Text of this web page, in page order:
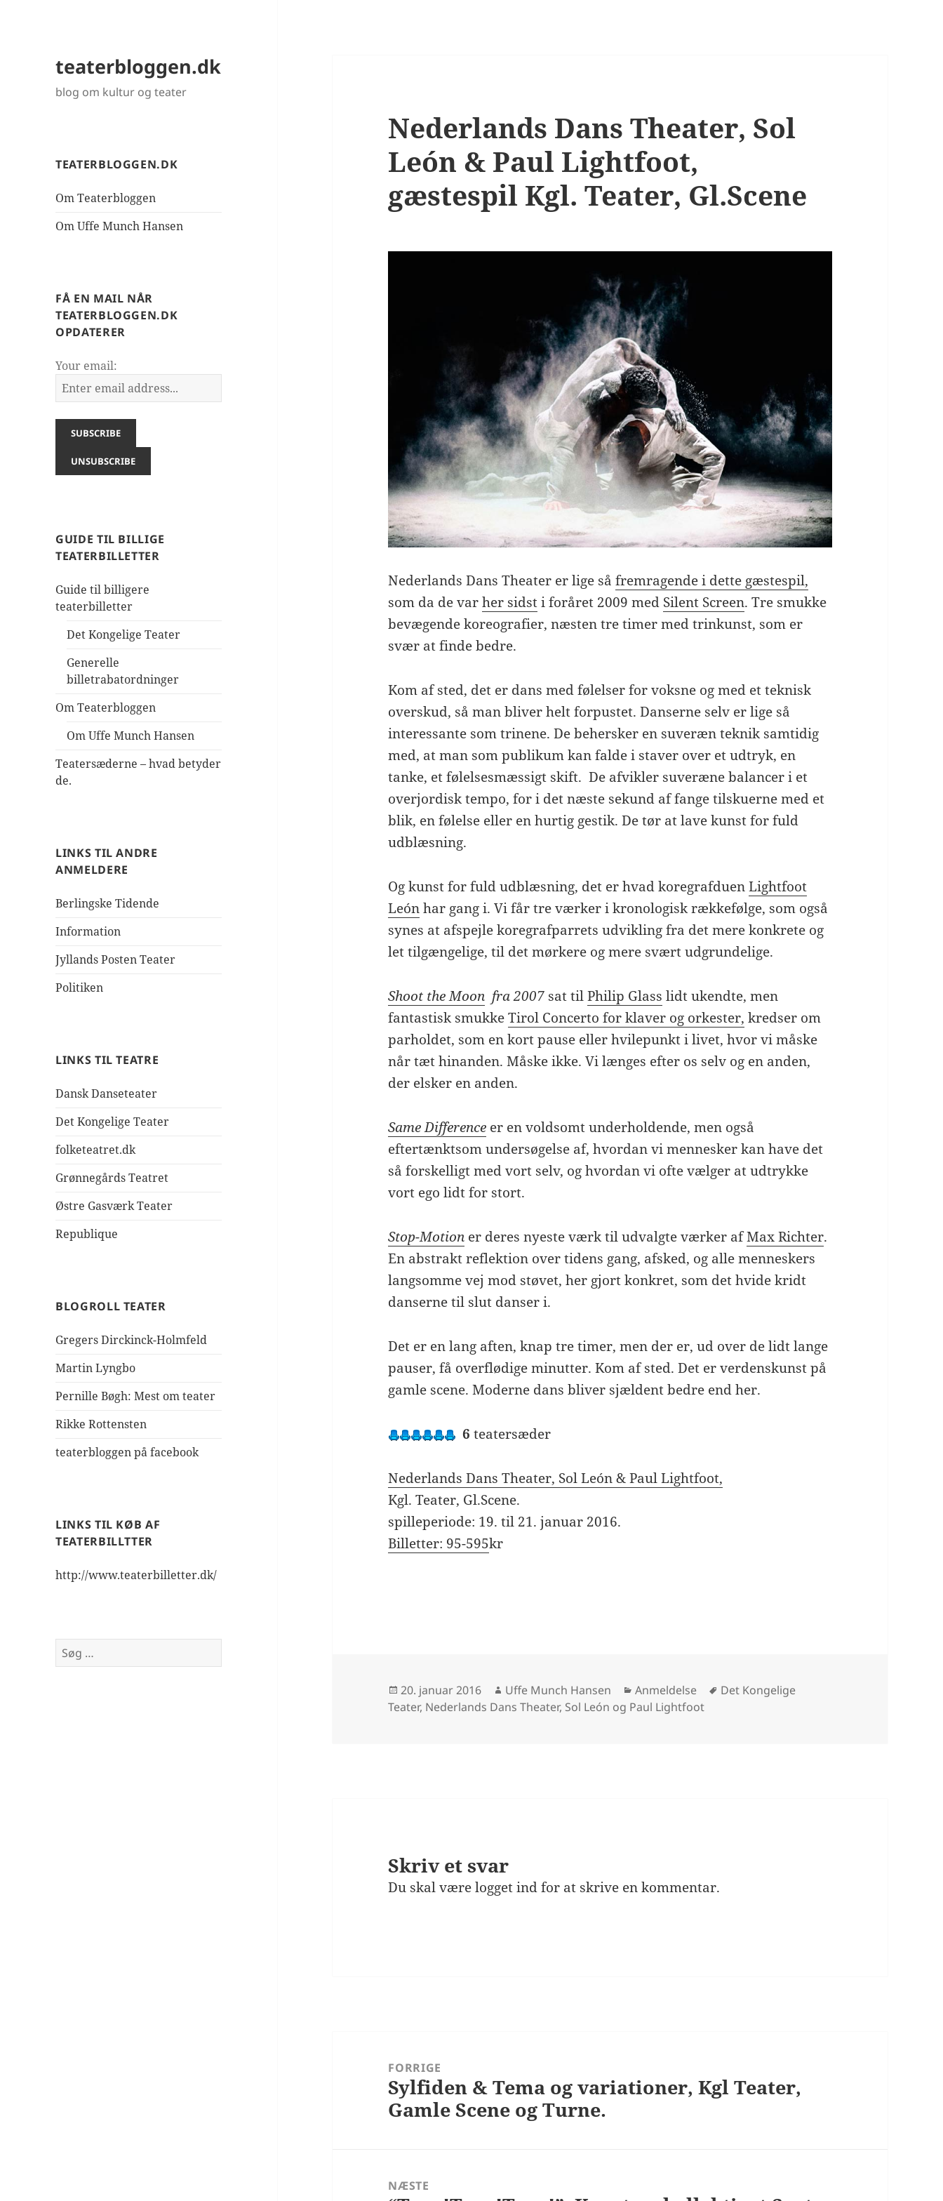
teaterbloggen.dk
blog om kultur og teater
TEATERBLOGGEN.DK
Om Teaterbloggen
Om Uffe Munch Hansen
FÅ EN MAIL NÅR
TEATERBLOGGEN.DK
OPDATERER
Your email:
GUIDE TIL BILLIGE
TEATERBILLETTER
Guide til billigere
teaterbilletter
Det Kongelige Teater
Generelle
billetrabatordninger
Om Teaterbloggen
Om Uffe Munch Hansen
Teatersæderne – hvad betyder
de.
LINKS TIL ANDRE
ANMELDERE
Berlingske Tidende
Information
Jyllands Posten Teater
Politiken
LINKS TIL TEATRE
Dansk Danseteater
Det Kongelige Teater
folketeatret.dk
Grønnegårds Teatret
Østre Gasværk Teater
Republique
BLOGROLL TEATER
Gregers Dirckinck-Holmfeld
Martin Lyngbo
Pernille Bøgh: Mest om teater
Rikke Rottensten
teaterbloggen på facebook
LINKS TIL KØB AF
TEATERBILLTTER
http://www.teaterbilletter.dk/
Søg
efter:
Nederlands Dans Theater, Sol
León & Paul Lightfoot,
gæstespil Kgl. Teater, Gl.Scene
Nederlands Dans Theater er lige såfremragende i dette gæstespil,
som da de varher sidsti foråret 2009 med Silent Screen. Tre smukke
bevægende koreografier, næsten tre timer med trinkunst, som er
svær at finde bedre.
Kom af sted, det er dans med følelser for voksne og med et teknisk
overskud, så man bliver helt forpustet. Danserne selv er lige så
interessante som trinene. De behersker en suveræn teknik samtidig
med, at man som publikum kan falde i staver over et udtryk, en
tanke, et følelsesmæssigt skift. De afvikler suveræne balancer i et
overjordisk tempo, for i det næste sekund af fange tilskuerne med et
blik, en følelse eller en hurtig gestik. De tør at lave kunst for fuld
udblæsning.
Og kunst for fuld udblæsning, det er hvad koregrafduenLightfoot
Leónhar gang i. Vi får tre værker i kronologisk rækkefølge, som også
synes at afspejle koregrafparrets udvikling fra det mere konkrete og
let tilgængelige, til det mørkere og mere svært udgrundelige.
Shoot the Moon fra 2007 sat tilPhilip Glass lidt ukendte, men
fantastisk smukkeTirol Concerto for klaver og orkester, kredser om
parholdet, som en kort pause eller hvilepunkt i livet, hvor vi måske
når tæt hinanden. Måske ikke. Vi længes efter os selv og en anden,
der elsker en anden.
Same Difference er en voldsomt underholdende, men også
eftertænktsom undersøgelse af, hvordan vi mennesker kan have det
så forskelligt med vort selv, og hvordan vi ofte vælger at udtrykke
vort ego lidt for stort.
Stop-Motion er deres nyeste værk til udvalgte værker afMax Richter.
En abstrakt reflektion over tidens gang, afsked, og alle menneskers
langsomme vej mod støvet, her gjort konkret, som det hvide kridt
danserne til slut danser i.
Det er en lang aften, knap tre timer, men der er, ud over de lidt lange
pauser, få overflødige minutter. Kom af sted. Det er verdenskunst på
gamle scene. Moderne dans bliver sjældent bedre end her.
6 teatersæder
Nederlands Dans Theater, Sol León & Paul Lightfoot,
Kgl. Teater, Gl.Scene.
spilleperiode: 19. til 21. januar 2016.
Billetter: 95-595kr
Udgivet
i
20. januar 2016 Forfatter
Uffe Munch Hansen Kategorier
Anmeldelse Tags
Det Kongelige
Teater, Nederlands Dans Theater, Sol León og Paul Lightfoot
Skriv et svar
Du skal værelogget indfor at skrive en kommentar.
FORRIGE
Forrige
indlæg:
Sylfiden & Tema og variationer, Kgl Teater,
Gamle Scene og Turne.
NÆSTE